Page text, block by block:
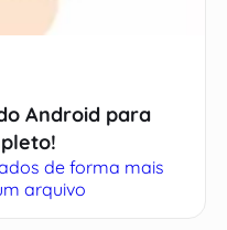
Android para
de forma mais
arquivo